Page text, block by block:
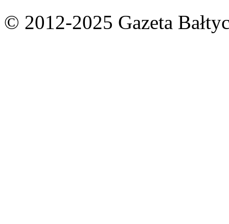
© 2012-2025 Gazeta